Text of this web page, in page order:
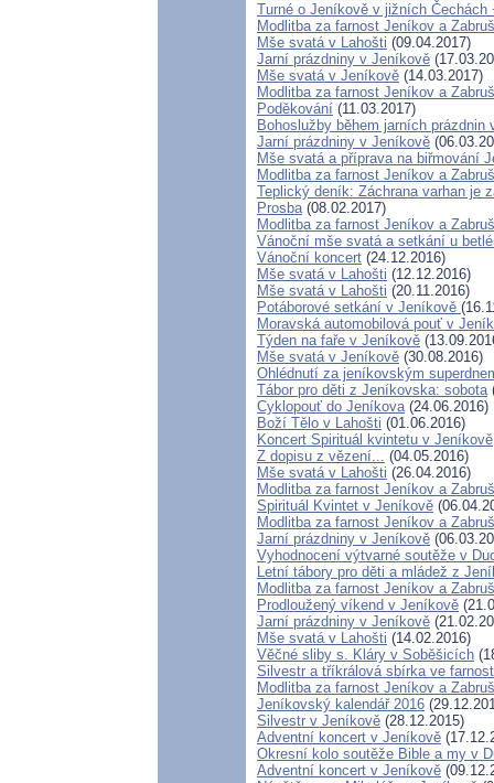
Turné o Jeníkově v jižních Čechách
Modlitba za farnost Jeníkov a
Mše svatá v Lahošti (09.04.2017)
Jarní prázdniny v Jeníkově
Mše svatá v Jeníkově (14.03.2017)
Modlitba za farnost Jeníkov a
Poděkování (11.03.2017)
Bohoslužby během jarních prázdnin
Jarní prázdniny v Jeníkově
Mše svatá a příprava na biřmování
Modlitba za farnost Jeníkov a
Teplický deník: Záchrana varhan je
Prosba(08.02.2017)
Modlitba za farnost Jeníkov a
Vánoční mše svatá a setkání u
Vánoční koncert (24.12.2016)
Mše svatá v Lahošti (12.12.2016)
Mše svatá v Lahošti (20.11.2016)
Potáborové setkání v Jeníkově
Moravská automobilová pouť v
Týden na faře v Jeníkově
Mše svatá v Jeníkově (30.08.2016)
Ohlédnutí za jeníkovským
Tábor pro děti z Jeníkovska: sobota
Cyklopouť do Jeníkova(24.06.2016)
Boží Tělo v Lahošti (01.06.2016)
Koncert Spirituál kvintetu v Jeníkově
Z dopisu z vězení... (04.05.2016)
Mše svatá v Lahošti (26.04.2016)
Modlitba za farnost Jeníkov a
Spirituál Kvintet v Jeníkově
Modlitba za farnost Jeníkov a
Jarní prázdniny v Jeníkově
Vyhodnocení výtvarné soutěže v
Letní tábory pro děti a mládež z
Modlitba za farnost Jeníkov a
Prodloužený víkend v Jeníkově
Jarní prázdniny v Jeníkově
Mše svatá v Lahošti (14.02.2016)
Věčné sliby s. Kláry v Soběšicích
Silvestr a tříkrálová sbírka ve
Modlitba za farnost Jeníkov a
Jeníkovský kalendář 2016
Silvestr v Jeníkově (28.12.2015)
Adventní koncert v Jeníkově
Okresní kolo soutěže Bible a my v
Adventní koncert v Jeníkově